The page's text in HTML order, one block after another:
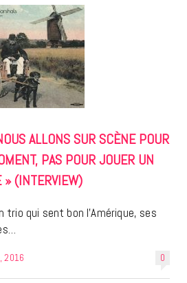
ALLONS SUR SCÈNE POUR
PAS POUR JOUER UN
» (INTERVIEW)
trio qui sent bon l’Amérique, ses
0
2016